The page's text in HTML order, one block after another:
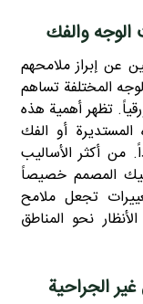
عن إبراز ملامحهم
المختلفة تساهم
تظهر أهمية هذه
أو الفك
أكثر الأساليب
المصمم خصيصاً
تجعل ملامح
نحو المناطق